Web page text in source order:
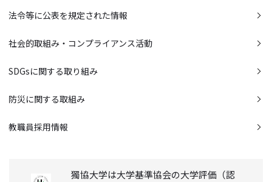
法令等に公表を規定された情報
社会的取組み・コンプライアンス活動
SDGsに関する取り組み
防災に関する取組み
教職員採用情報
獨協大学は大学基準協会の大学評価（認